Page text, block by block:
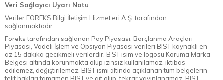
Veri Sağlayıcı Uyarı Notu
Veriler FOREKS Bilgi İletişim Hizmetleri A.Ş. tarafından
sağlanmaktadır.
Foreks tarafından sağlanan Pay Piyasası, Borçlanma Araçları
Piyasası, Vadeli İşlem ve Opsiyon Piyasası verileri BIST kaynaklı en
az 15 dakika gecikmeli verilerdir. BIST isim ve logosu Koruma Marka
Belgesi altında korunmakta olup izinsiz kullanılamaz, iktibas
edilemez, değiştirilemez. BIST ismi altında açıklanan tüm belgelerin
telif hakları tamamen BIST'ye ait olup, tekrar yayınlanamaz. BIST,